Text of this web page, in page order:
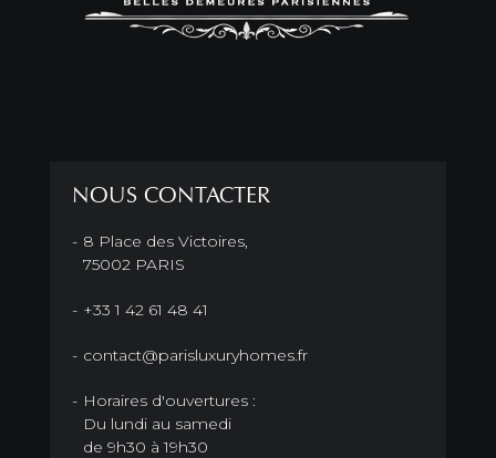
NOUS CONTACTER
8 Place des Victoires,
75002 PARIS
+33 1 42 61 48 41
contact@parisluxuryhomes.fr
Horaires d'ouvertures :
Du lundi au samedi
de 9h30 à 19h30